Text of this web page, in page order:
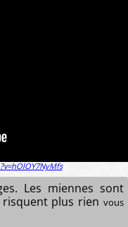
Les miennes sont
plus rien vous